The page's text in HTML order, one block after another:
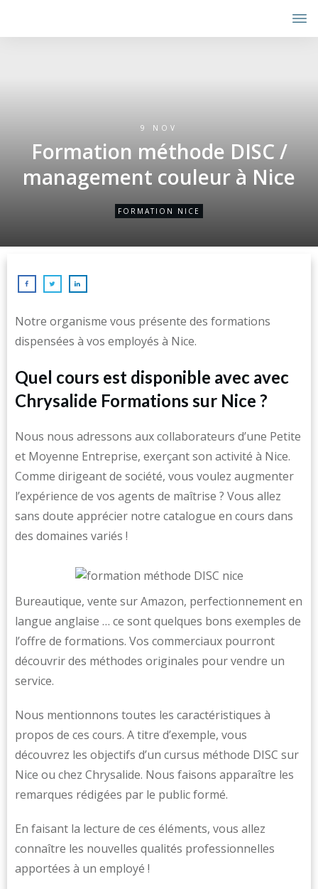
9 NOV
Formation méthode DISC /
management couleur à Nice
FORMATION NICE
Notre organisme vous présente des formations
dispensées à vos employés à Nice.
Quel cours est disponible avec avec
Chrysalide Formations sur Nice ?
Nous nous adressons aux collaborateurs d’une Petite
et Moyenne Entreprise, exerçant son activité à Nice.
Comme dirigeant de société, vous voulez augmenter
l’expérience de vos agents de maîtrise ? Vous allez
sans doute apprécier notre catalogue en cours dans
des domaines variés !
Bureautique, vente sur Amazon, perfectionnement en
langue anglaise … ce sont quelques bons exemples de
l’offre de formations. Vos commerciaux pourront
découvrir des méthodes originales pour vendre un
service.
Nous mentionnons toutes les caractéristiques à
propos de ces cours. A titre d’exemple, vous
découvrez les objectifs d’un cursus méthode DISC sur
Nice ou chez Chrysalide. Nous faisons apparaître les
remarques rédigées par le public formé.
En faisant la lecture de ces éléments, vous allez
connaître les nouvelles qualités professionnelles
apportées à un employé !